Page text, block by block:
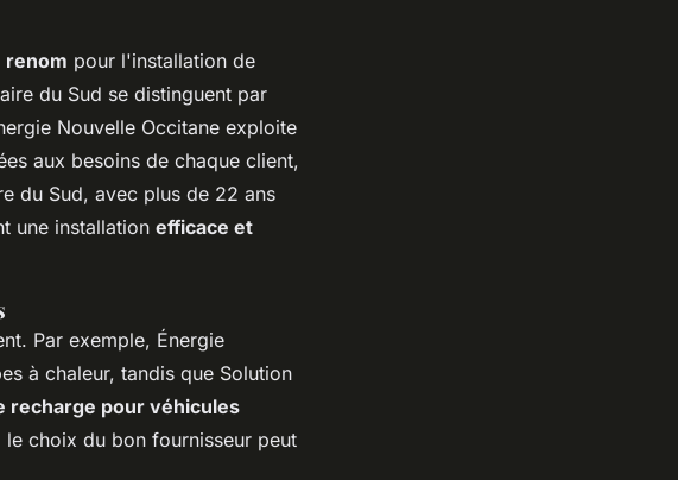
renom pour l'installation de
du Sud se distinguent par
Nouvelle Occitane exploite
aux besoins de chaque client,
du Sud, avec plus de 22 ans
une installation efficace et
Par exemple, Énergie
à chaleur, tandis que Solution
recharge pour véhicules
le choix du bon fournisseur peut